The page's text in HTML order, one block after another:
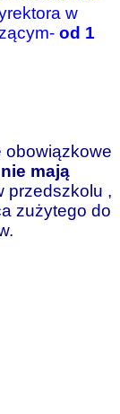
w
od 1
obowiązkowe
nie mają
przedszkolu ,
zużytego do